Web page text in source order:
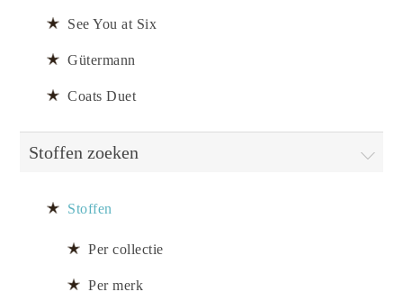
See You at Six
Gütermann
Coats Duet
Stoffen zoeken
Stoffen
Per collectie
Per merk